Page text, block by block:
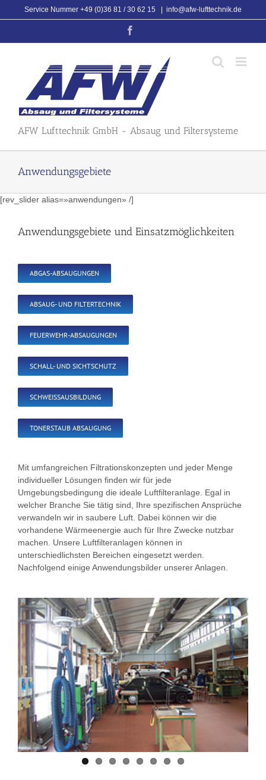
to
Service Nummer +49 (0)36 81 / 30 62 15 info@afw-lufttechnik.de
AFW Lufttechnik GmbH - Absaug und Filtersysteme
Anwendungsgebiete
[rev_slider alias=»anwendungen» /]
Anwendungsgebiete und Einsatzmöglichkeiten
ABGAS-ABSAUGUNGEN
ABSAUG- UND FILTERTECHNIK
FEUERWEHR-ABSAUGUNGEN
SCHALL- UND SICHTSCHUTZ
SCHWEISSAUSBILDUNG
TONERSTAUB ABSAUGUNG
Mit umfangreichen Filtrationskonzepten und jeder Menge
individueller Lösungen finden wir für jede
Umgebungsbedingung die ideale Luftfilteranlage. Egal in
welcher Branche Sie tätig sind, Ihre spezifischen Ansprüche
verwandeln wir in saubere Luft. Dabei können wir die
vorhandene Wärmeenergie auch für Ihre Zwecke nutzbar
machen. Unsere Luftfilteranlagen können in
unterschiedlichsten Bereichen eingesetzt werden.
Nachfolgend einige Anwendungsbilder unserer Anlagen.